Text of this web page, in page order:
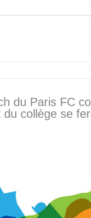
du Paris FC
collège se